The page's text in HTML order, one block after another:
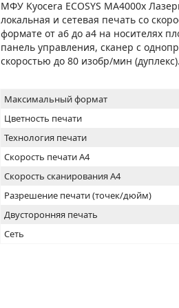
МФУ Kyocera ECOSYS MA4000x
локальная и сетевая печать со
формате от а6 до а4 на носителях
панель управления, сканер с
скоростью до 80 изобр/мин
Максимальный формат
Цветность печати
Технология печати
Скорость печати А4
Скорость сканирования А4
Разрешение печати (точек/дюйм)
Двусторонняя печать
Сеть